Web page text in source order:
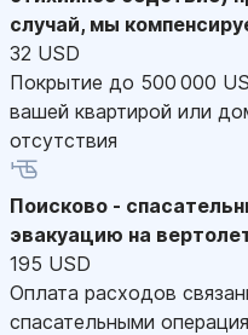
случай, мы
32 USD
Покрытие до 500 000
вашей квартирой или
отсутствия
Поисково -
эвакуацию на
195 USD
Оплата расходов
спасательными